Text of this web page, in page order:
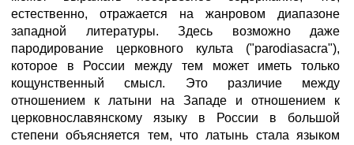
естественно, отражается на жанровом диапазоне
западной литературы. Здесь возможно даже
пародирование церковного культа ("parodiasacra"),
которое в России между тем может иметь только
кощунственный смысл. Это различие между
отношением к латыни на Западе и отношением к
церковнославянскому языку в России в большой
степени объясняется тем, что латынь стала языком